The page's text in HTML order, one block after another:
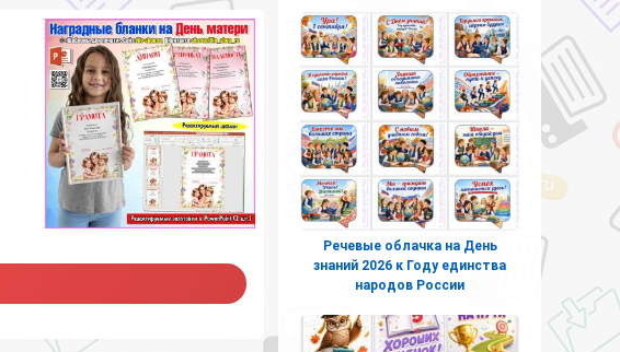
Речевые облачка на День
знаний 2026 к Году единства
народов России